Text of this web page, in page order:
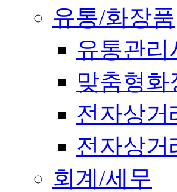
유통/화장품
유통관리
맞춤형
전자상거
전자상거
회계/세무